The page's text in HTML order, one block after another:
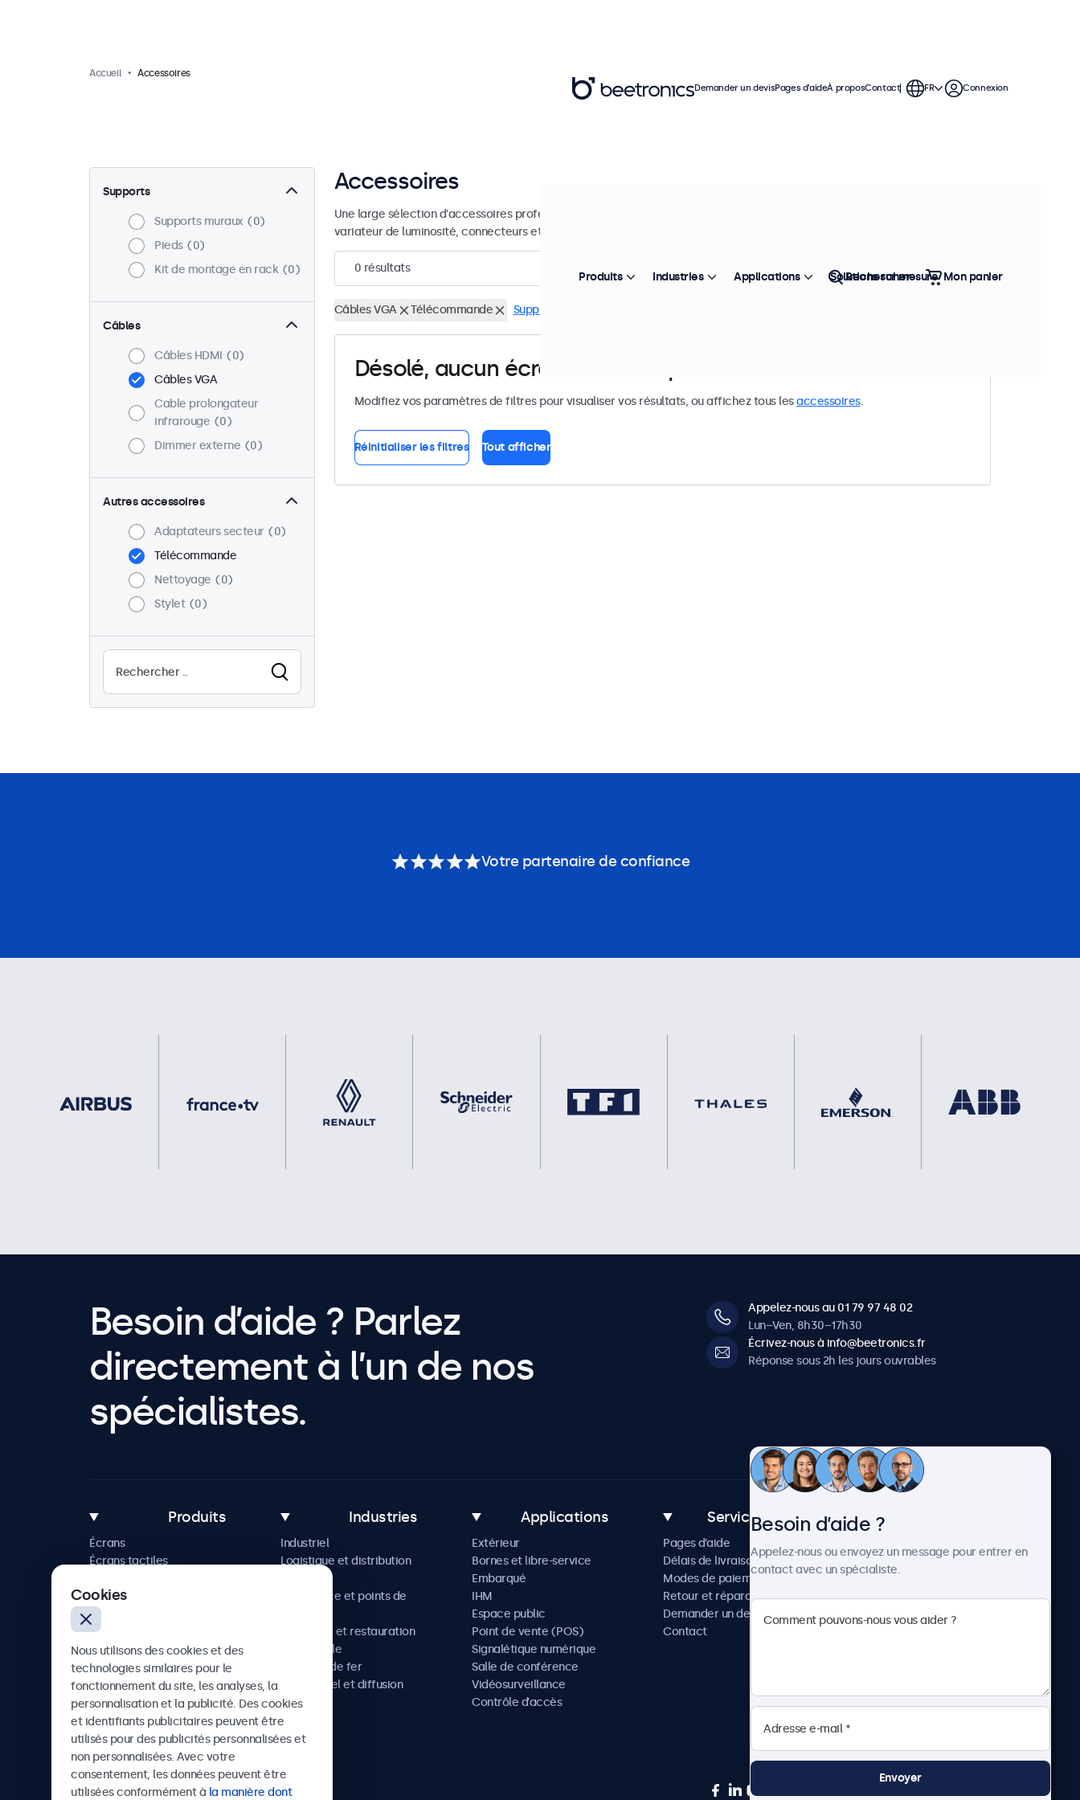
Accueil Accessoires
Supports
Supports muraux
0
Pieds
0
Kit de montage en rack
0
Câbles
Câbles HDMI
0
Câbles VGA
Cable prolongateur
infrarouge
0
Dimmer externe
0
Autres accessoires
Adaptateurs secteur
0
Télécommande
Nettoyage
0
Stylet
0
Accessoires
Une large sélection d'accessoires professionnels pour vos écrans Beetronics. Supports muraux, câbles,
variateur de luminosité, connecteurs et autres.
0 résultats Top vente
Câbles VGA Télécommande Supprimer tous les filtres
Désolé, aucun écran ne correspond à votre recherche.
Modifiez vos paramètres de filtres pour visualiser vos résultats, ou affichez tous lesaccessoires.
Réinitialiser les filtres Tout afficher
Demander un devisPages d’aideÀ proposContact FR Connexion
Produits Industries Applications Solutions sur mesure
Rechercher Mon panier
Votre partenaire de confiance
Besoin d’aide ? Parlez
directement à l’un de nos
spécialistes.
Appelez-nous au 01 79 97 48 02
Lun–Ven, 8h30–17h30
Écrivez-nous à info@beetronics.fr
Réponse sous 2h les jours ouvrables
Produits
Écrans
Écrans tactiles
Solutions sur mesure
Industries
Industriel
Logistique et distribution
Commerce et points de
Hôtellerie et restauration
Automobile
Chemins de fer
Audiovisuel et diffusion
Santé
Applications
Extérieur
Bornes et libre-service
Embarqué
IHM
Espace public
Point de vente (POS)
Signalétique numérique
Salle de conférence
Vidéosurveillance
Contrôle d’accès
Service client
Pages d’aide
Délais de livraison
Modes de paiement
Retour et réparation
Demander un devis
Contact
Actualités et mises à jour
Carrière
Conditions de vente
Beetronics
Besoin d’aide ?
Appelez-nous ou envoyez un message pour entrer en
contact avec un spécialiste.
Envoyer
Cookies
Nous utilisons des cookies et des
technologies similaires pour le
fonctionnement du site, les analyses, la
personnalisation et la publicité. Des cookies
et identifiants publicitaires peuvent être
utilisés pour des publicités personnalisées et
non personnalisées. Avec votre
consentement, les données peuvent être
utilisées conformément à la manière dont